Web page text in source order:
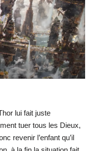
lui fait juste
tuer tous les Dieux,
revenir l’enfant qu’il